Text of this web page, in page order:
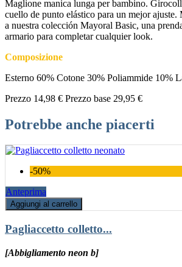
Maglione manica lunga per bambino.
cuello de punto elástico para un mejor ajuste.
a nuestra colección Mayoral Basic, una
armario para completar cualquier look.
Composizione
Esterno 60% Cotone 30% Poliammide 10%
Prezzo 14,98 € Prezzo base 29,95 €
Potrebbe anche piacerti
-50%
Anteprima
Aggiungi al carrello
Pagliaccetto colletto...
[Abbigliamento neon b]